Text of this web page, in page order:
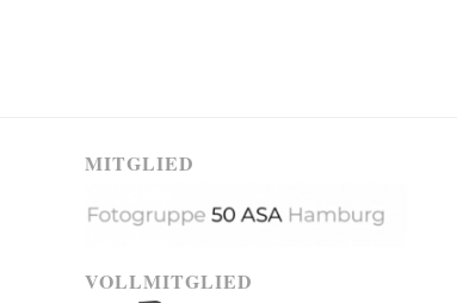
MITGLIED
VOLLMITGLIED